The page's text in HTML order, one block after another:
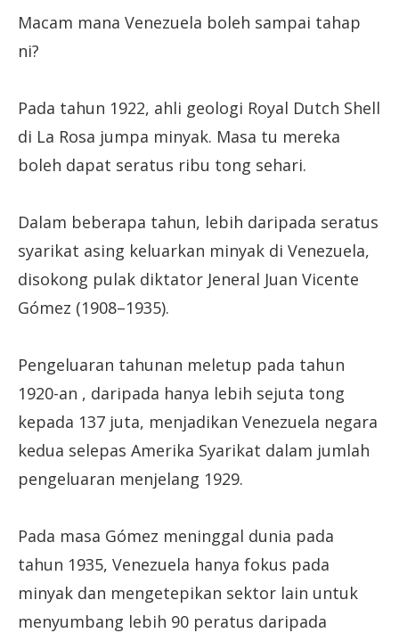
Macam mana Venezuela boleh sampai tahap
ni?
Pada tahun 1922, ahli geologi Royal Dutch Shell
di La Rosa jumpa minyak. Masa tu mereka
boleh dapat seratus ribu tong sehari.
Dalam beberapa tahun, lebih daripada seratus
syarikat asing keluarkan minyak di Venezuela,
disokong pulak diktator Jeneral Juan Vicente
Gómez (1908–1935).
Pengeluaran tahunan meletup pada tahun
1920-an , daripada hanya lebih sejuta tong
kepada 137 juta, menjadikan Venezuela negara
kedua selepas Amerika Syarikat dalam jumlah
pengeluaran menjelang 1929.
Pada masa Gómez meninggal dunia pada
tahun 1935, Venezuela hanya fokus pada
minyak dan mengetepikan sektor lain untuk
menyumbang lebih 90 peratus daripada